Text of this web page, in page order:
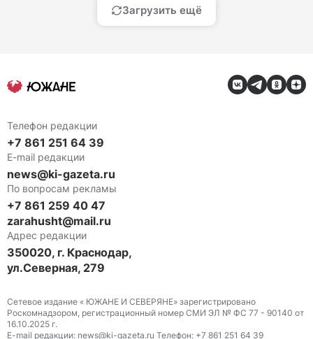
Загрузить ещё
Телефон редакции
+7 861 251 64 39
E-mail редакции
news@ki-gazeta.ru
По вопросам рекламы
+7 861 259 40 47
zarahusht@mail.ru
Адрес редакции
350020, г. Краснодар,
ул.Северная, 279
Сетевое издание « ЮЖАНЕ И СЕВЕРЯНЕ» зарегистрировано
Роскомнадзором, регистрационный номер СМИ ЭЛ № ФС 77 - 90140 от
16.10.2025 г.
E-mail редакции: news@ki-gazeta.ru Телефон: +7 861 251 64 39